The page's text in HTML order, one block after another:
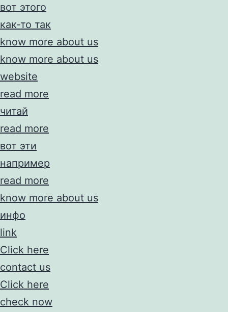
вот этого
как-то так
know more about us
know more about us
website
read more
читай
read more
вот эти
например
read more
know more about us
инфо
link
Click here
contact us
Click here
check now